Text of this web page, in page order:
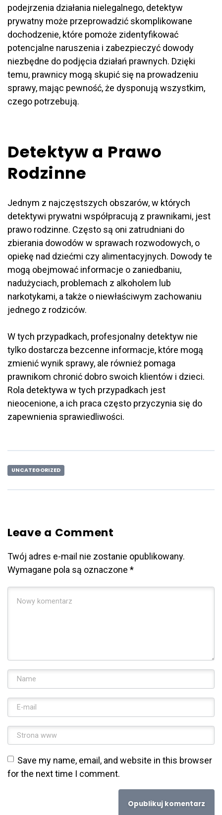
podejrzenia działania nielegalnego, detektyw
prywatny może przeprowadzić skomplikowane
dochodzenie, które pomoże zidentyfikować
potencjalne naruszenia i zabezpieczyć dowody
niezbędne do podjęcia działań prawnych. Dzięki
temu, prawnicy mogą skupić się na prowadzeniu
sprawy, mając pewność, że dysponują wszystkim,
czego potrzebują.
Detektyw a Prawo
Rodzinne
Jednym z najczęstszych obszarów, w których
detektywi prywatni współpracują z prawnikami, jest
prawo rodzinne. Często są oni zatrudniani do
zbierania dowodów w sprawach rozwodowych, o
opiekę nad dziećmi czy alimentacyjnych. Dowody te
mogą obejmować informacje o zaniedbaniu,
nadużyciach, problemach z alkoholem lub
narkotykami, a także o niewłaściwym zachowaniu
jednego z rodziców.
W tych przypadkach, profesjonalny detektyw nie
tylko dostarcza bezcenne informacje, które mogą
zmienić wynik sprawy, ale również pomaga
prawnikom chronić dobro swoich klientów i dzieci.
Rola detektywa w tych przypadkach jest
nieocenione, a ich praca często przyczynia się do
zapewnienia sprawiedliwości.
UNCATEGORIZED
Leave a Comment
Twój adres e-mail nie zostanie opublikowany.
Wymagane pola są oznaczone *
Imię i nazwisko
Adres email
Strona www
Save my name, email, and website in this browser
for the next time I comment.